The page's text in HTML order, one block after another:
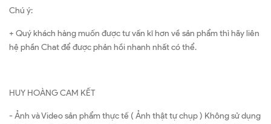
Chú ý:
+ Quý khách hàng muốn được tư vấn kĩ hơn về sản phẩm thì hãy liên
hệ phần Chat để được phản hồi nhanh nhất có thể.
HUY HOÀNG CAM KẾT
- Ảnh và Video sản phẩm thực tế ( Ảnh thật tự chụp ) Không sử dụng